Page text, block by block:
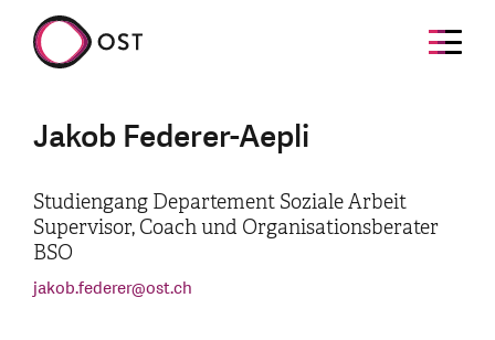
Jakob Federer-Aepli
Studiengang Departement Soziale Arbeit
Supervisor, Coach und Organisationsberater
BSO
jakob.federer@ost.ch